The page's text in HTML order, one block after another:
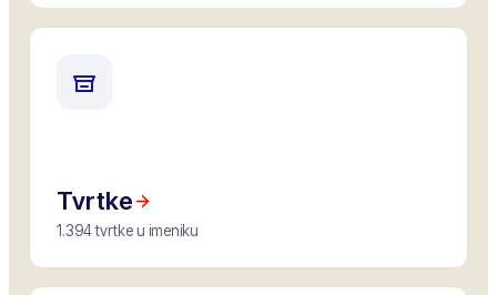
Tvrtke
1.394 tvrtke u imeniku